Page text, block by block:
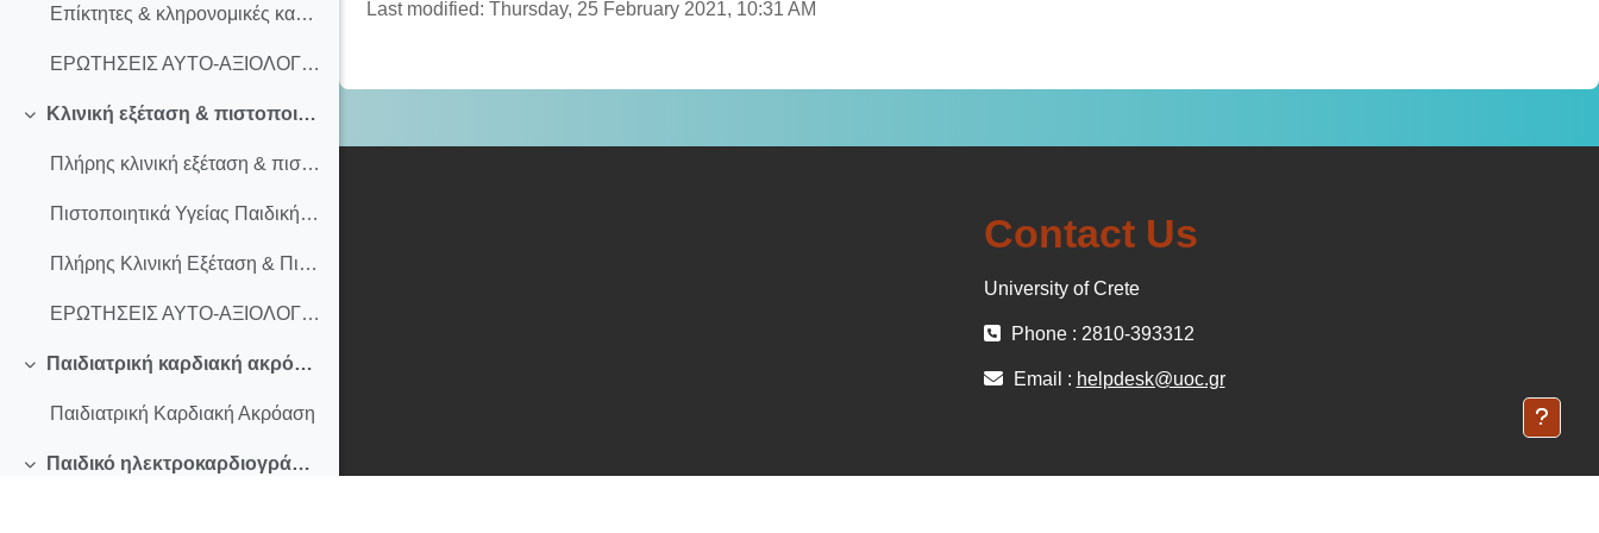
Eπίκτητες & κληρονομικές καρδιοπάθειες στην παιδική ηλικία
ΕΡΩΤΗΣΕΙΣ ΑΥΤΟ-ΑΞΙΟΛΟΓΗΣΗΣ
Collapse
Κλινική εξέταση & πιστοποιητικά καρδιαγγειακής υγείας
Πλήρης κλινική εξέταση & πιστοποιητικά καρδιαγγειακής υγείας
Πιστοποιητικά Υγείας Παιδικής Ηλικίας: Καρδιολογικός Έλεγχος από Παιδίατρο - Κατευθυντήριες Οδηγίες
Πλήρης Κλινική Εξέταση & Πιστοποιητικά Καρδιαγγειακής Υγείας
ΕΡΩΤΗΣΕΙΣ ΑΥΤΟ-ΑΞΙΟΛΟΓΗΣΗΣ
Collapse
Παιδιατρική καρδιακή ακρόαση
Παιδιατρική Καρδιακή Ακρόαση
Collapse
Παιδικό ηλεκτροκαρδιογράφημα, αρρυθμίες παιδικής ηλικίας Διάστημα QT
Last modified: Thursday, 25 February 2021, 10:31 AM
Contact Us
University of Crete
Phone : 2810-393312
Email : helpdesk@uoc.gr